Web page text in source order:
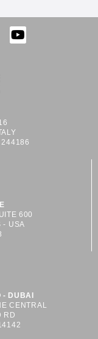
600
- USA
- DUBAI
CENTRAL
RD